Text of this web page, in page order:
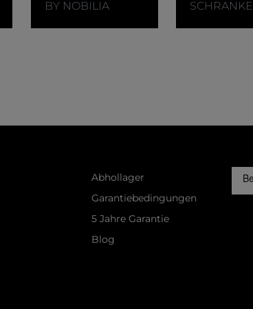
werden.
BY NOBILIA
SCHRANKE
Abhollager
Garantiebedingungen
5 Jahre Garantie
Blog